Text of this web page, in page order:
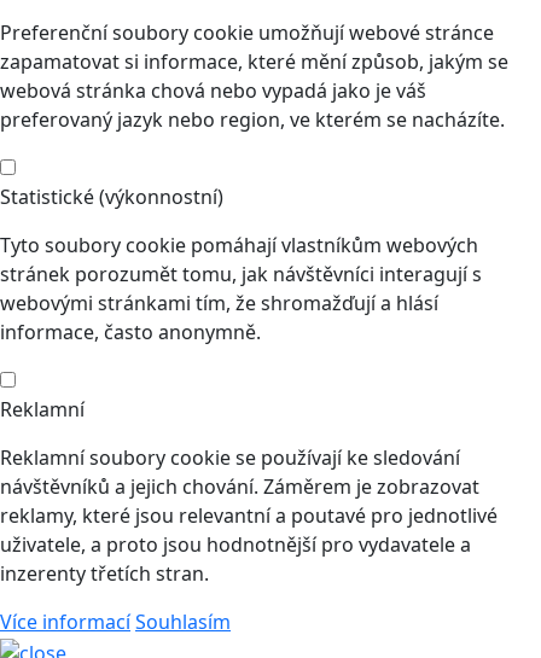
Preferenční soubory cookie umožňují webové stránce
zapamatovat si informace, které mění způsob, jakým se
webová stránka chová nebo vypadá jako je váš
preferovaný jazyk nebo region, ve kterém se nacházíte.
Statistické (výkonnostní)
Tyto soubory cookie pomáhají vlastníkům webových
stránek porozumět tomu, jak návštěvníci interagují s
webovými stránkami tím, že shromažďují a hlásí
informace, často anonymně.
Reklamní
Reklamní soubory cookie se používají ke sledování
návštěvníků a jejich chování. Záměrem je zobrazovat
reklamy, které jsou relevantní a poutavé pro jednotlivé
uživatele, a proto jsou hodnotnější pro vydavatele a
inzerenty třetích stran.
Více informacíSouhlasím